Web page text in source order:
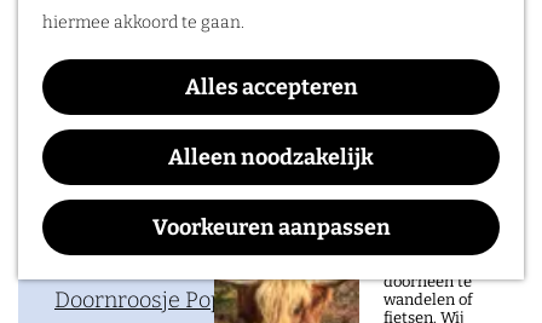
hiermee akkoord te gaan.
Alles accepteren
Alleen noodzakelijk
Voorkeuren aanpassen
i
e
e
Routeplanner
Natuurgebieden
in het Rijk van
natuur in het Rijk
van Nijmegen is
doorheen te
wandelen of
fietsen. Wij
Waar:
Doornroosje
Poppodium
zaterdag 19
december
Contact
Doornroosje Poppodium